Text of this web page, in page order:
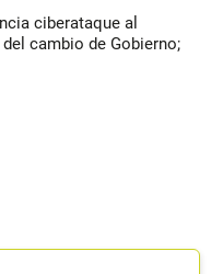
ciberataque al
cambio de Gobierno;